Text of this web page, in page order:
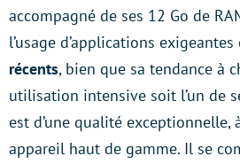
accompagné de ses 12 Go de
l’usage d’applications exigeantes
récents, bien que sa tendance à
utilisation intensive soit l’un de
est d’une qualité exceptionnelle,
appareil haut de gamme. Il se